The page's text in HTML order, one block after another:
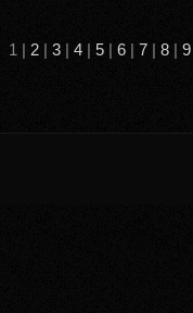
1 | 2| 3| 4| 5| 6| 7| 8| 9